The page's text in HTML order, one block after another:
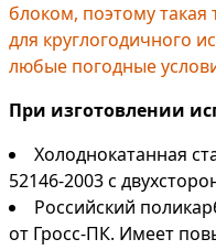
блоком, поэтому
для круглогодичного
любые погодные
При изготовлении
Холоднокатанная
52146-2003 с
Российский
от Гросс-ПК. Имеет